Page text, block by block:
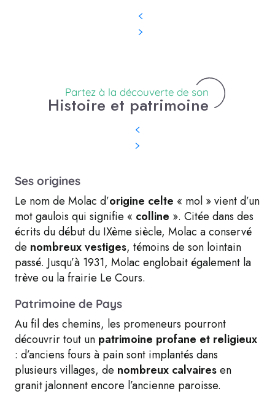
Partez à la découverte de son
Histoire et patrimoine
Ses origines
Le nom de Molac d’origine celte « mol » vient d’un
mot gaulois qui signifie « colline ». Citée dans des
écrits du début du IXème siècle, Molac a conservé
de nombreux vestiges, témoins de son lointain
passé. Jusqu’à 1931, Molac englobait également la
trève ou la frairie Le Cours.
Patrimoine de Pays
Au fil des chemins, les promeneurs pourront
découvrir tout un patrimoine profane et religieux
: d’anciens fours à pain sont implantés dans
plusieurs villages, de nombreux calvairesen
granit jalonnent encore l’ancienne paroisse.